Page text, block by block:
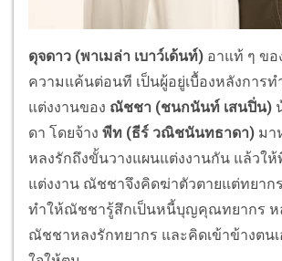
ดุจดาว (พาเมล่า เบาว์เด้นท์) อาแท้ ๆ ข
ความแค้นต่อนที เป็นผู้อยู่เบื้องหลังการท
แต่งงานของ ณัชชา (ชนกนันท์ เสนปิ่น)
ดา โดยจ้าง พีท (ธีร์ วณิชนันทธาดา) มา
หลงรักถึงขั้นวางแผนแต่งงานกัน แล้วให้
แต่งงาน ณัชชาจึงคิดฆ่าตัวตายแต่ทยาก
ทำให้ณัชชารู้สึกเป็นหนี้บุญคุณทยากร ห
ณัชชาหลงรักทยากร และคิดเข้าข้างตน